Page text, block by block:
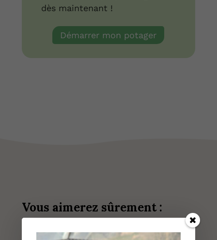
dès maintenant !
Démarrer mon potager
Vous aimerez sûrement :